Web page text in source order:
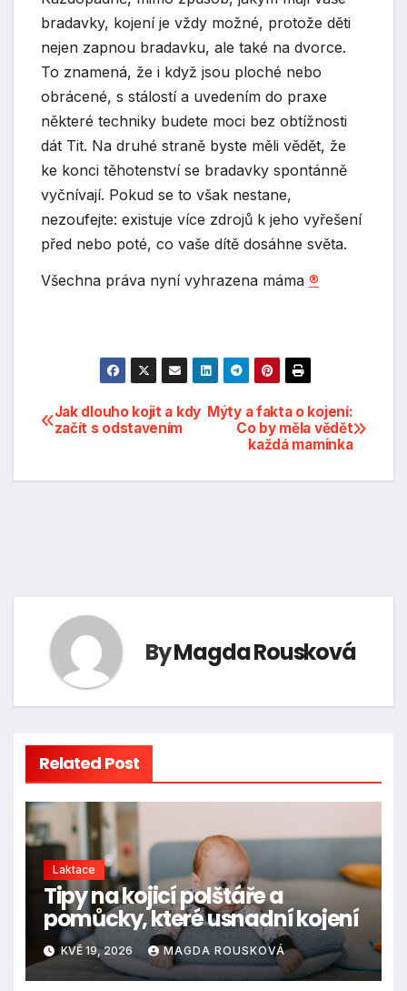
bradavky, kojení je vždy možné, protože děti
nejen zapnou bradavku, ale také na dvorce.
To znamená, že i když jsou ploché nebo
obrácené, s stálostí a uvedením do praxe
některé techniky budete moci bez obtížnosti
dát Tit. Na druhé straně byste měli vědět, že
ke konci těhotenství se bradavky spontánně
vyčnívají. Pokud se to však nestane,
nezoufejte: existuje více zdrojů k jeho vyřešení
před nebo poté, co vaše dítě dosáhne světa.
Všechna práva nyní vyhrazena máma ®
Navigace
Mýty a fakta o kojení:
Co by měla vědět
každá maminka
Jak dlouho kojit a kdy
začít s odstavením
ByMagda Rousková
Related Post
Laktace
Tipy na kojicí polštáře a
pomůcky, které usnadní kojení
KVĚ 19, 2026 MAGDA ROUSKOVÁ